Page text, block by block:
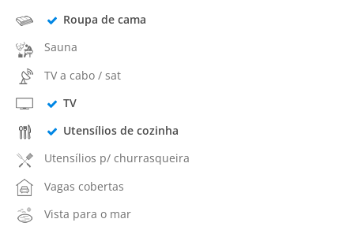
Roupa de cama
Sauna
TV a cabo / sat
TV
Utensílios de cozinha
Utensílios p/ churrasqueira
Vagas cobertas
Vista para o mar